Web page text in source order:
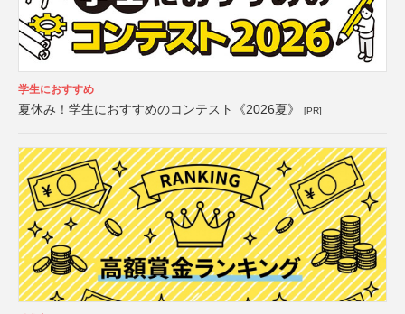
学生におすすめ
夏休み！学生におすすめのコンテスト《2026夏》 [PR]